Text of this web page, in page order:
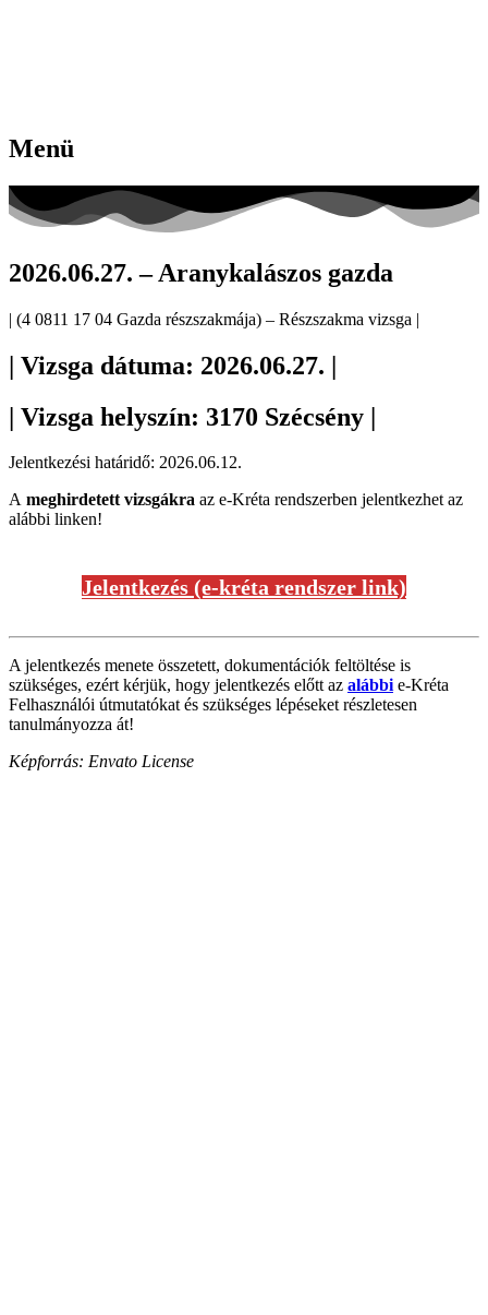
Menü
2026.06.27. – Aranykalászos gazda
| (4 0811 17 04 Gazda részszakmája) – Részszakma vizsga |
| Vizsga dátuma: 2026.06.27. |
| Vizsga helyszín: 3170 Szécsény |
Jelentkezési határidő: 2026.06.12.
A meghirdetett vizsgákra az e-Kréta rendszerben jelentkezhet az
alábbi linken!
Jelentkezés (e-kréta rendszer link)
A jelentkezés menete összetett, dokumentációk feltöltése is
szükséges, ezért kérjük, hogy jelentkezés előtt az alábbie-Kréta
Felhasználói útmutatókat és szükséges lépéseket részletesen
tanulmányozza át!
Képforrás: Envato License